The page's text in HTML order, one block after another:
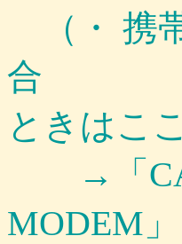
（・ 携
合
ときはこ
→「